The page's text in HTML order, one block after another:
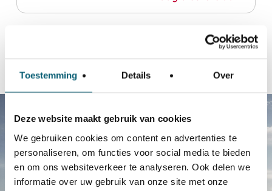
Toestemming Details Over
Deze website maakt gebruik van cookies
We gebruiken cookies om content en advertenties te
personaliseren, om functies voor social media te bieden
en om ons websiteverkeer te analyseren. Ook delen we
informatie over uw gebruik van onze site met onze